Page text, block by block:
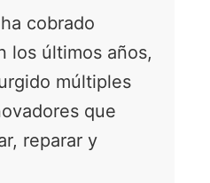
cobrado
los últimos años,
múltiples
que
reparar y